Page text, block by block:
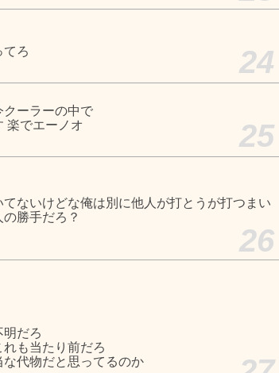
てろ
24
ーラーの中で
楽でエーノオ
25
ないけどな俺は別に他人が打とうが打つまい
勝手だろ？
26
明だろ
も当たり前だろ
代物だと思ってるのか